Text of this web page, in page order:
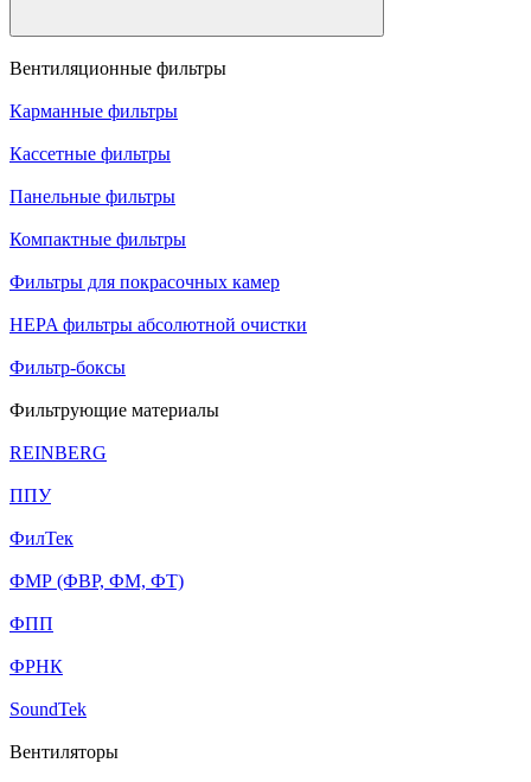
Вентиляционные фильтры
Карманные фильтры
Кассетные фильтры
Панельные фильтры
Компактные фильтры
Фильтры для покрасочных камер
HEPA фильтры абсолютной очистки
Фильтр-боксы
Фильтрующие материалы
REINBERG
ППУ
ФилТек
ФМР (ФВР, ФМ, ФТ)
ФПП
ФРНК
SoundTek
Вентиляторы